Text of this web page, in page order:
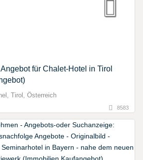
für Chalet-Hotel in Tirol
Tirol, Österreich
8583